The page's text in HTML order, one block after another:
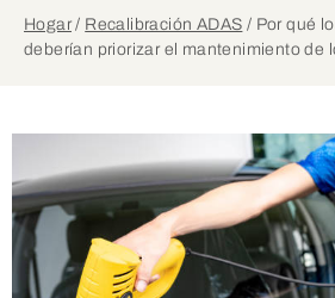
Hogar / Recalibración ADAS / Por qué
deberían priorizar el mantenimiento de